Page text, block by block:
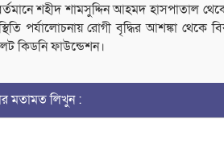
শহীদ শামসুদ্দিন আহমদ হাসপাতাল
পর্যালোচনায় রোগী বৃদ্ধির আশঙ্কা
কিডনি ফাউন্ডেশন।
মতামত লিখুন :